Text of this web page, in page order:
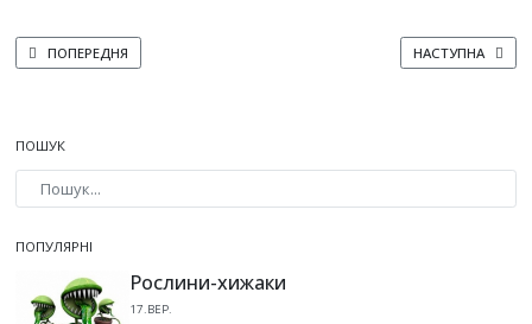
ПОПЕРЕДНЯ СТАТТЯ: КВІТКИ ТА ЦВІТІННЯ МАЛИНИ
ПОПЕРЕДНЯ НАСТУПНА
НАСТУПНА
ПОШУК
ПОПУЛЯРНІ
Рослини-хижаки
17.ВЕР.